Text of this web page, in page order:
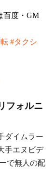
百度・GM
#タクシ
フォルニ
ダイムラー
手エヌビデ
で無人の配